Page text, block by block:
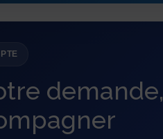
demande,